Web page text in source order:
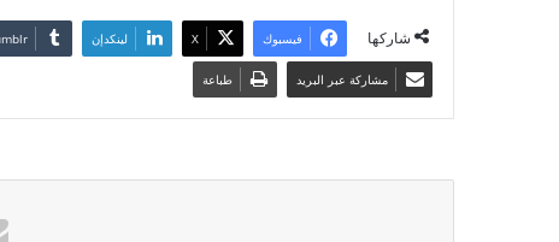
شاركها فيسبوك ‫X لينكدإن
مشاركة عبر البريد طباعة